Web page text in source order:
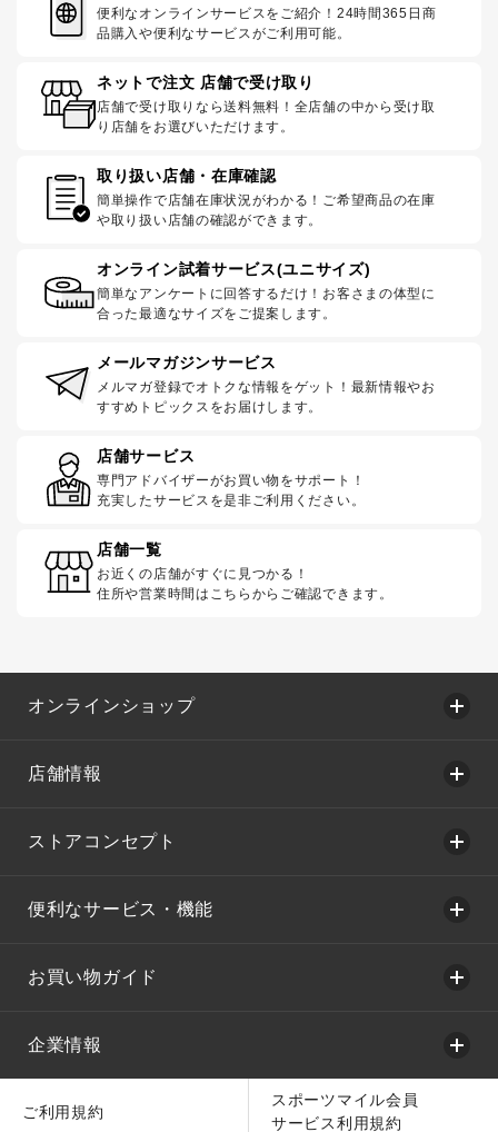
便利なオンラインサービスをご紹介！24時間365日商
品購入や便利なサービスがご利用可能。
ネットで注文 店舗で受け取り
店舗で受け取りなら送料無料！全店舗の中から受け取
り店舗をお選びいただけます。
取り扱い店舗・在庫確認
簡単操作で店舗在庫状況がわかる！ご希望商品の在庫
や取り扱い店舗の確認ができます。
オンライン試着サービス(ユニサイズ)
簡単なアンケートに回答するだけ！お客さまの体型に
合った最適なサイズをご提案します。
メールマガジンサービス
メルマガ登録でオトクな情報をゲット！最新情報やお
すすめトピックスをお届けします。
店舗サービス
専門アドバイザーがお買い物をサポート！
充実したサービスを是非ご利用ください。
店舗一覧
お近くの店舗がすぐに見つかる！
住所や営業時間はこちらからご確認できます。
オンラインショップ
店舗情報
ストアコンセプト
便利なサービス・機能
お買い物ガイド
企業情報
ご利用規約
スポーツマイル会員
サービス利用規約